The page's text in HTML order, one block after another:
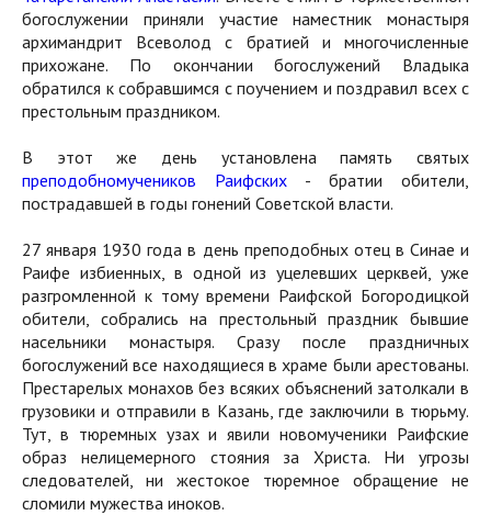
богослужении приняли участие наместник монастыря
архимандрит Всеволод с братией и многочисленные
прихожане. По окончании богослужений Владыка
обратился к собравшимся с поучением и поздравил всех с
престольным праздником.
В этот же день установлена память святых
преподобномучеников Раифских - братии обители,
пострадавшей в годы гонений Советской власти.
27 января 1930 года в день преподобных отец в Синае и
Раифе избиенных, в одной из уцелевших церквей, уже
разгромленной к тому времени Раифской Богородицкой
обители, собрались на престольный праздник бывшие
насельники монастыря. Сразу после праздничных
богослужений все находящиеся в храме были арестованы.
Престарелых монахов без всяких объяснений затолкали в
грузовики и отправили в Казань, где заключили в тюрьму.
Тут, в тюремных узах и явили новомученики Раифские
образ нелицемерного стояния за Христа. Ни угрозы
следователей, ни жестокое тюремное обращение не
сломили мужества иноков.